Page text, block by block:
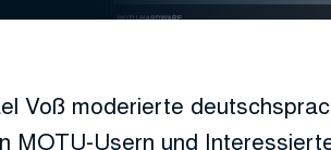
Voß moderierte
MOTU-Usern und